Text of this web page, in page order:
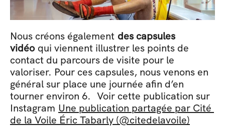
Nous créons également des capsules
vidéo qui viennent illustrer les points de
contact du parcours de visite pour le
valoriser. Pour ces capsules, nous venons en
général sur place une journée afin d’en
tourner environ 6.  Voir cette publication sur
Instagram Une publication partagée par Cité
de la Voile Éric Tabarly (@citedelavoile)